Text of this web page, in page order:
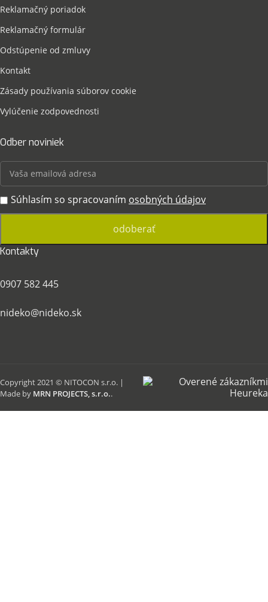
Reklamačný poriadok
Reklamačný formulár
Odstúpenie od zmluvy
Kontakt
Zásady používania súborov cookie
Vylúčenie zodpovednosti
Odber noviniek
Súhlasím so spracovaním osobných údajov
Kontakty
0907 582 445
nideko@nideko.sk
Copyright 2021 © NITOCON s.r.o. |
Made by MRN PROJECTS, s.r.o..